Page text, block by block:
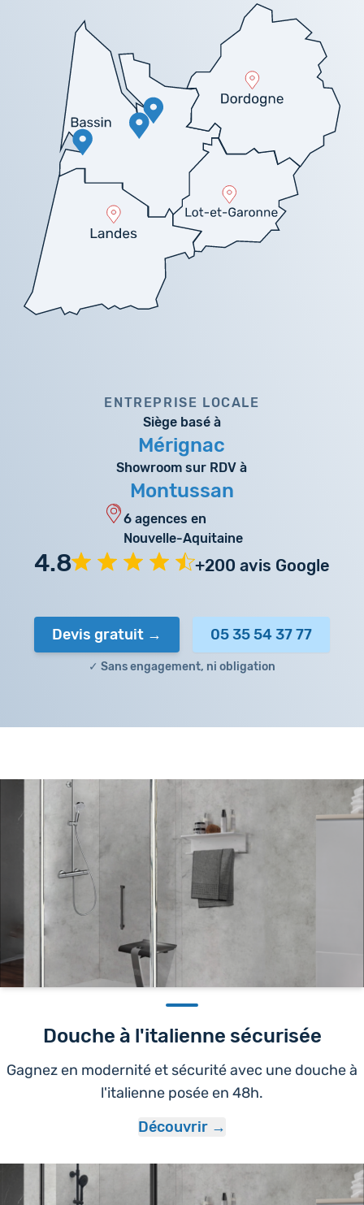
ENTREPRISE LOCALE
Siège basé à
Mérignac
Showroom sur RDV à
Montussan
6 agences en
Nouvelle-Aquitaine
4.8 +200 avis Google
Devis gratuit 05 35 54 37 77
✓ Sans engagement, ni obligation
Douche à l'italienne sécurisée
Gagnez en modernité et sécurité avec une douche à
l'italienne posée en 48h.
Découvrir